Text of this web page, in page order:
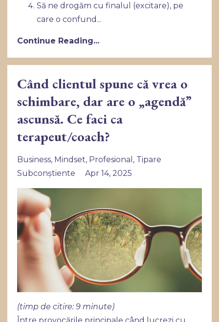
Să ne drogăm cu finalul (excitare), pe
care o confund ...
Continue Reading...
Când clientul spune că vrea o
schimbare, dar are o „agendă”
ascunsă. Ce faci ca
terapeut/coach?
Business Mindset Profesional
Tipare
Subconștiente
Apr 14, 2025
(timp de citire: 9 minute)